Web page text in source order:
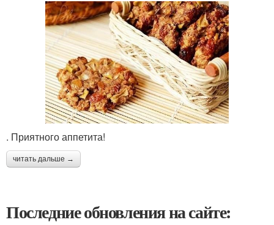
. Приятного аппетита!
читать дальше →
Последние обновления на сайте: